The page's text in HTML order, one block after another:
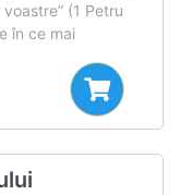
(1 Petru
în ce mai